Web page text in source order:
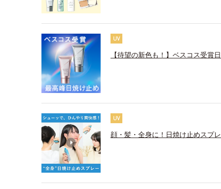
UV
【待望の新色も！】ベスコス受賞
UV
顔・髪・全身に！日焼け止めスプ